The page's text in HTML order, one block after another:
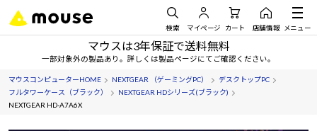
検索 マイページ カート 店舗情報 メニュー
マウスは3年保証で送料無料
一部対象外の製品あり。詳しくは製品ページにてご確認ください。
マウスコンピューターHOME NEXTGEAR （ゲーミングPC）
デスクトップPC
フルタワーケース（ブラック）
NEXTGEAR HDシリーズ(ブラック)
NEXTGEAR HD-A7A6X